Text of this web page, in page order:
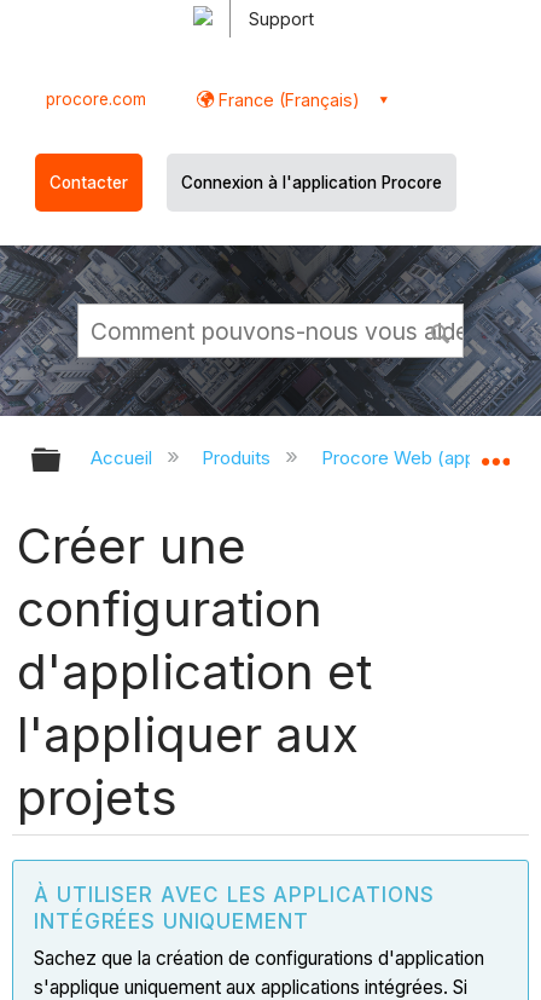
Support
procore.com France (Français)
Contacter Connexion à l'application Procore
Développer/réduire la hiérarchie
Accueil Produits Procore Web
Créer une
configuration
d'application et
l'appliquer aux
projets
À UTILISER AVEC LES APPLICATIONS
INTÉGRÉES UNIQUEMENT
Sachez que la création de configurations d'application
s'applique uniquement aux applications intégrées. Si